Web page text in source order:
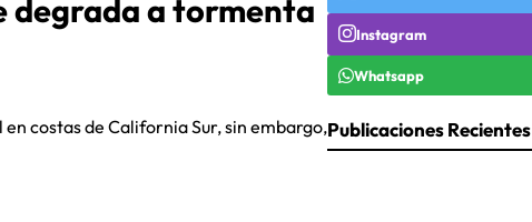
degrada a tormenta
costas de California Sur, sin embargo,
Instagram
Whatsapp
Publicaciones Recientes